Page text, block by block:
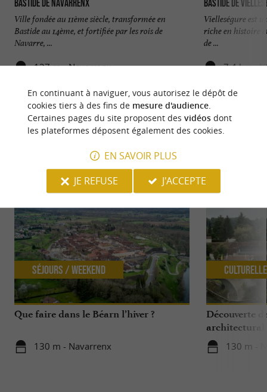
Bastide de Navarrenx
Ville fondée au 11ème siècle, transformée en
Bastide au 14ème, et fortifiée par les rois de
Navarre, ...
127 m - Navarrenx
Bastide de
Vielleségure est
riche en histoire
de ...
7,4 km -
NOUS AVONS TESTÉPOUR VOUS
Que faire dans le Béarn l’hiver ?
130 m - Navarrenx
Séjours / Weekend
Découverte
architectural
130 m -
Culturelle
En continuant à naviguer, vous autorisez le dépôt de
cookies tiers à des fins de mesure d'audience.
Certaines pages du site proposent des vidéosdont
les plateformes déposent également des cookies.
EN SAVOIR PLUS
JE REFUSE
J'ACCEPTE